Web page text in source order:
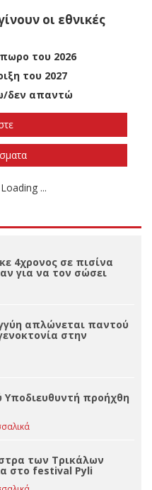
οι εθνικές
του 2026
του 2027
δεν απαντώ
4χρονος σε πισίνα
για να τον σώσει
στην
προήχθη